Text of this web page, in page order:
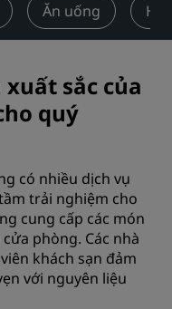
Ăn uống
sắc của
quý
có nhiều dịch vụ
trải nghiệm cho
cung cấp các món
phòng. Các nhà
khách sạn đảm
với nguyên liệu